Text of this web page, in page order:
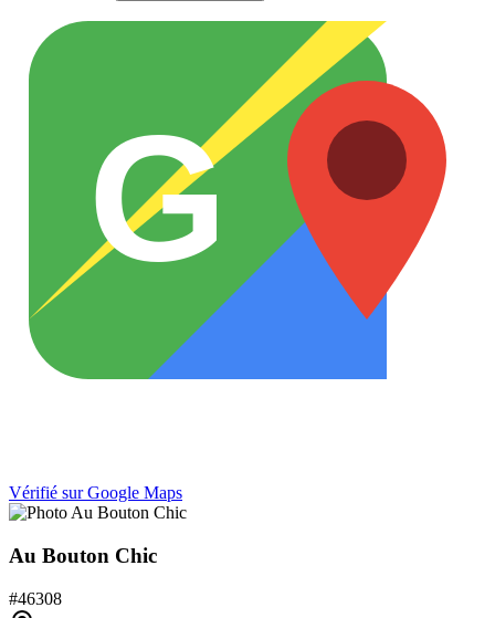
G
Vérifié sur Google Maps
Au Bouton Chic
#46308